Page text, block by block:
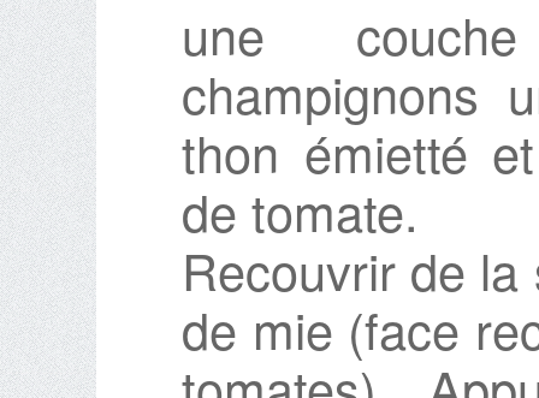
une
champignons
thon émietté
de tomate.
Recouvrir de
de mie (face